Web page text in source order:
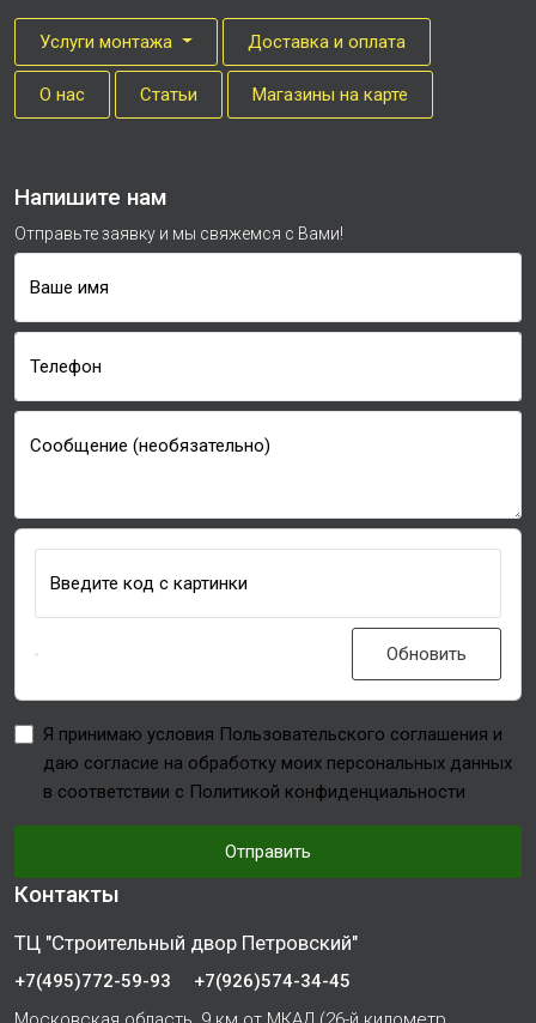
Услуги монтажа Доставка и оплата
О нас Cтатьи Магазины на карте
Напишите нам
Отправьте заявку и мы свяжемся с Вами!
Ваше имя
Телефон
Сообщение (необязательно)
Введите код с картинки
Обновить
Я принимаю условия Пользовательского соглашения и
даю согласие на обработку моих персональных данных
в соответствии с Политикой конфиденциальности
Отправить
Контакты
ТЦ "Строительный двор Петровский"
+7(495)772-59-93
+7(926)574-34-45